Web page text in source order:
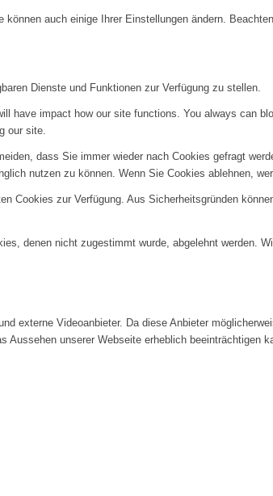
auch einige Ihrer Einstellungen ändern.
Dienste und Funktionen zur Verfügung zu stellen.
have impact how our site functions. You always can
our site.
dass Sie immer wieder nach Cookies gefragt
nutzen zu können. Wenn Sie Cookies ablehnen,
Cookies zur Verfügung. Aus Sicherheitsgründen
denen nicht zugestimmt wurde, abgelehnt werden.
externe Videoanbieter. Da diese Anbieter
unserer Webseite erheblich beeinträchtigen